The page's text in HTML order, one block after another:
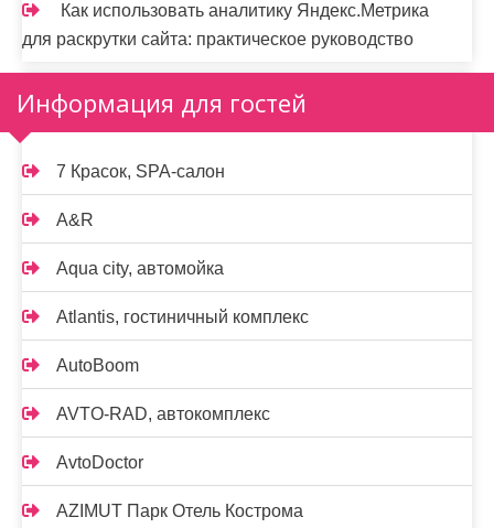
Как использовать аналитику Яндекс.Метрика
для раскрутки сайта: практическое руководство
Информация для гостей
7 Красок, SPA-салон
A&R
Aqua city, автомойка
Atlantis, гостиничный комплекс
AutoBoom
AVTO-RAD, автокомплекс
AvtoDoctor
AZIMUT Парк Отель Кострома